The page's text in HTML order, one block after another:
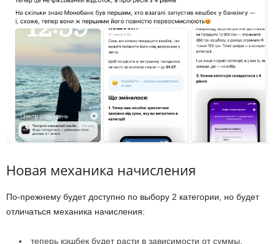
Новая механика начисления
По-прежнему будет доступно по выбору 2 категории, но будет
отличаться механика начисления:
теперь кэшбек будет расти в зависимости от суммы,